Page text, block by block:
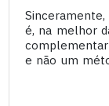
é, na melhor
complementar
e não um